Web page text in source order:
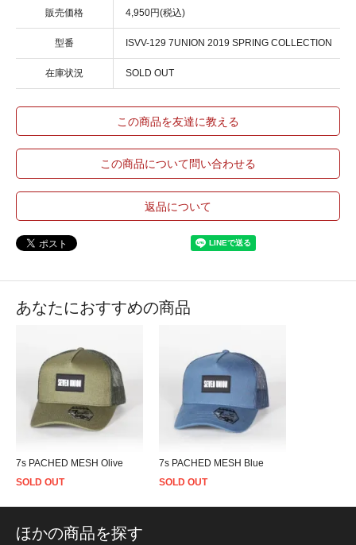
販売価格 4,950円(税込)
型番 ISVV-129 7UNION 2019 SPRING COLLECTION
在庫状況 SOLD OUT
この商品を友達に教える
この商品について問い合わせる
返品について
あなたにおすすめの商品
7s PACHED MESH Olive
SOLD OUT
7s PACHED MESH Blue
SOLD OUT
ほかの商品を探す